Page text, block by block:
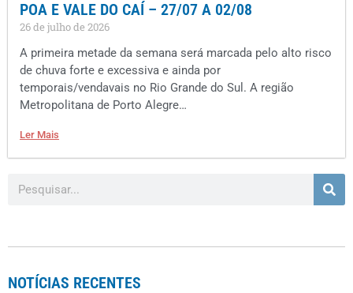
POA E VALE DO CAÍ – 27/07 A 02/08
26 de julho de 2026
A primeira metade da semana será marcada pelo alto risco
de chuva forte e excessiva e ainda por
temporais/vendavais no Rio Grande do Sul. A região
Metropolitana de Porto Alegre…
Ler Mais
NOTÍCIAS RECENTES